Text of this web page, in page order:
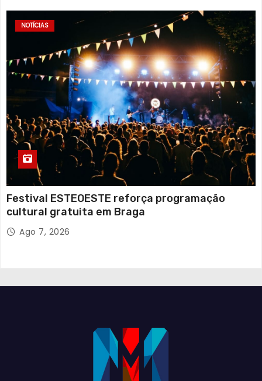
NOTÍCIAS
Festival ESTEOESTE reforça programação
cultural gratuita em Braga
Ago 7, 2026